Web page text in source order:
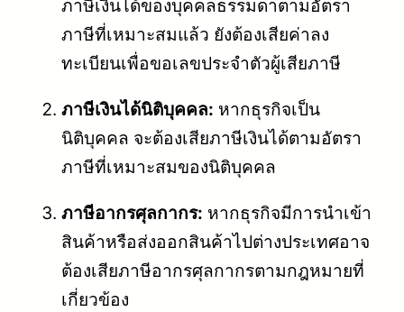
ภาษีเงินได้ของบุคคลธรรมดาตามอัตรา
ภาษีที่เหมาะสมแล้ว ยังต้องเสียค่าลง
ทะเบียนเพื่อขอเลขประจำตัวผู้เสียภาษี
ภาษีเงินได้นิติบุคคล: หากธุรกิจเป็น
นิติบุคคล จะต้องเสียภาษีเงินได้ตามอัตรา
ภาษีที่เหมาะสมของนิติบุคคล
ภาษีอากรศุลกากร: หากธุรกิจมีการนำเข้า
สินค้าหรือส่งออกสินค้าไปต่างประเทศอาจ
ต้องเสียภาษีอากรศุลกากรตามกฎหมายที่
เกี่ยวข้อง